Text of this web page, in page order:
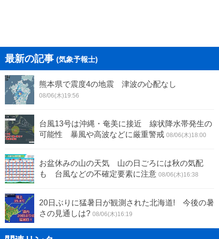
最新の記事 (気象予報士)
熊本県で震度4の地震 津波の心配なし
08/06(木)19:56
台風13号は沖縄・奄美に接近 線状降水帯発生の
可能性 暴風や高波などに厳重警戒 08/06(木)18:00
お盆休みの山の天気 山の日ごろには秋の気配
も 台風などの不確定要素に注意 08/06(木)16:38
20日ぶりに猛暑日が観測された北海道! 今後の暑
さの見通しは? 08/06(木)16:19